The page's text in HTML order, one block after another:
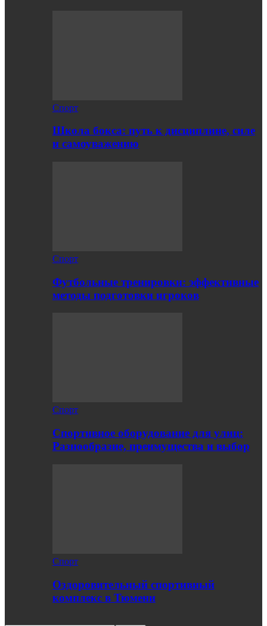
Спорт
Школа бокса: путь к дисциплине, силе
и самоуважению
Спорт
Футбольные тренировки: эффективные
методы подготовки игроков
Спорт
Спортивное оборудование для улиц:
Разнообразие, преимущества и выбор
Спорт
Оздоровительный спортивный
комплекс в Тюмени